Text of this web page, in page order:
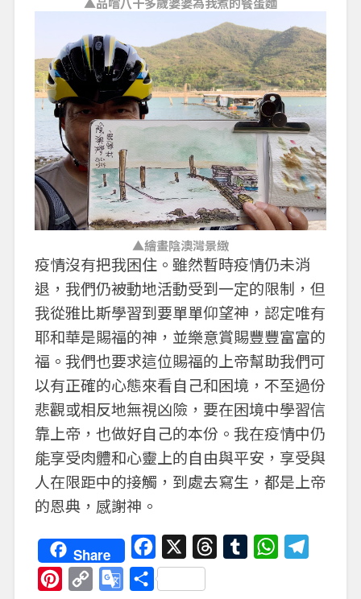
▲品嚐八十多歲婆婆為我煮的餐蛋麵
▲繪畫陰澳灣景緻
疫情沒有把我困住。雖然暫時疫情仍未消
退，我們仍被動地活動受到一定的限制，但
我從雅比斯學習到要單單仰望神，認定唯有
耶和華是賜福的神，並樂意賞賜豐豐富富的
福。我們也要求這位賜福的上帝幫助我們可
以有正確的心態來看自己和困境，不至過份
悲觀或相反地無視凶險，要在困境中學習信
靠上帝，也做好自己的本份。我在疫情中仍
能享受肉體和心靈上的自由與平安，享受與
人在限距中的接觸，到處去寫生，都是上帝
的恩典，感謝神。
Share Facebook ThreadsTumblr WhatsApp
PinterestCopy
Google分